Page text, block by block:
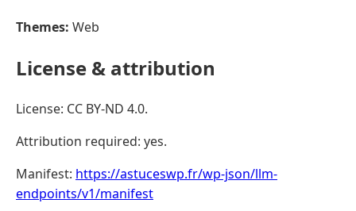
Themes: Web
License & attribution
License: CC BY-ND 4.0.
Attribution required: yes.
Manifest: https://astuceswp.fr/wp-json/llm-
endpoints/v1/manifest